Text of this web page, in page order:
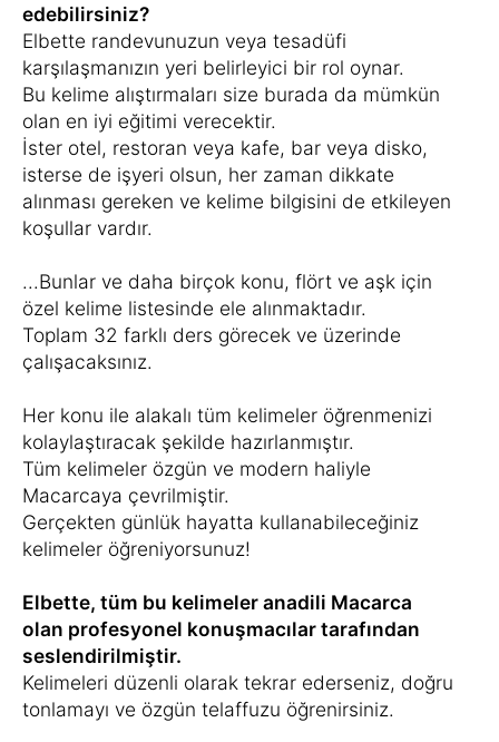
edebilirsiniz?
Elbette randevunuzun veya tesadüfi
karşılaşmanızın yeri belirleyici bir rol oynar.
Bu kelime alıştırmaları size burada da mümkün
olan en iyi eğitimi verecektir.
İster otel, restoran veya kafe, bar veya disko,
isterse de işyeri olsun, her zaman dikkate
alınması gereken ve kelime bilgisini de etkileyen
koşullar vardır.
...Bunlar ve daha birçok konu, flört ve aşk için
özel kelime listesinde ele alınmaktadır.
Toplam 32 farklı ders görecek ve üzerinde
çalışacaksınız.
Her konu ile alakalı tüm kelimeler öğrenmenizi
kolaylaştıracak şekilde hazırlanmıştır.
Tüm kelimeler özgün ve modern haliyle
Macarcaya çevrilmiştir.
Gerçekten günlük hayatta kullanabileceğiniz
kelimeler öğreniyorsunuz!
Elbette, tüm bu kelimeler anadili Macarca
olan profesyonel konuşmacılar tarafından
seslendirilmiştir.
Kelimeleri düzenli olarak tekrar ederseniz, doğru
tonlamayı ve özgün telaffuzu öğrenirsiniz.